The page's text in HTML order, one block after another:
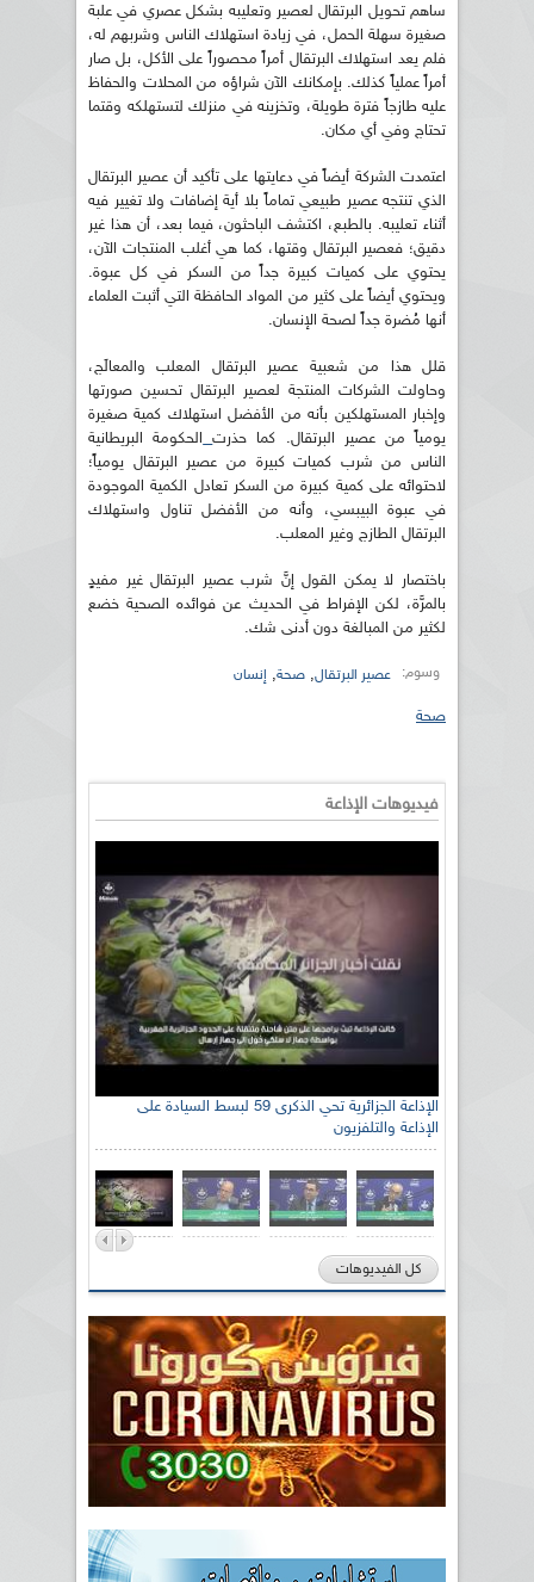
ساهم تحويل البرتقال لعصير وتعليبه بشكل عصري في علبة
صغيرة سهلة الحمل، في زيادة استهلاك الناس وشربهم له،
فلم يعد استهلاك البرتقال أمراً محصوراً على الأكل، بل صار
أمراً عملياً كذلك. بإمكانك الآن شراؤه من المحلات والحفاظ
عليه طازجاً فترة طويلة، وتخزينه في منزلك لتستهلكه وقتما
تحتاج وفي أي مكان.
اعتمدت الشركة أيضاً في دعايتها على تأكيد أن عصير البرتقال
الذي تنتجه عصير طبيعي تماماً بلا أية إضافات ولا تغيير فيه
أثناء تعليبه. بالطبع، اكتشف الباحثون، فيما بعد، أن هذا غير
دقيق؛ فعصير البرتقال وقتها، كما هي أغلب المنتجات الآن،
يحتوي على كميات كبيرة جداً من السكر في كل عبوة.
ويحتوي أيضاً على كثير من المواد الحافظة التي أثبت العلماء
أنها مُضرة جداً لصحة الإنسان.
قلل هذا من شعبية عصير البرتقال المعلب والمعالَج،
وحاولت الشركات المنتجة لعصير البرتقال تحسين صورتها
وإخبار المستهلكين بأنه من الأفضل استهلاك كمية صغيرة
يومياً من عصير البرتقال. كما حذرت الحكومة البريطانية
الناس من شرب كميات كبيرة من عصير البرتقال يومياً؛
لاحتوائه على كمية كبيرة من السكر تعادل الكمية الموجودة
في عبوة البيبسي، وأنه من الأفضل تناول واستهلاك
البرتقال الطازج وغير المعلب.
باختصار لا يمكن القول إنَّ شرب عصير البرتقال غير مفيدٍ
بالمرَّة، لكن الإفراط في الحديث عن فوائده الصحية خضع
لكثير من المبالغة دون أدنى شك.
وسوم: عصير البرتقال, صحة, إنسان
صحة
فيديوهات الإذاعة
الإذاعة الجزائرية تحي الذكرى 59 لبسط السيادة على
الإذاعة والتلفزيون
كل الفيديوهات